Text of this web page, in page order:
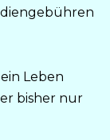
Leben
bisher nur